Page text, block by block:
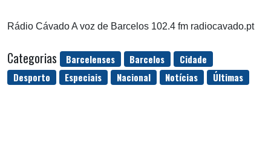
Rádio Cávado A voz de Barcelos 102.4 fm radiocavado.pt
Categorias Barcelenses Barcelos
Cidade
Desporto
Especiais Nacional Notícias Últimas